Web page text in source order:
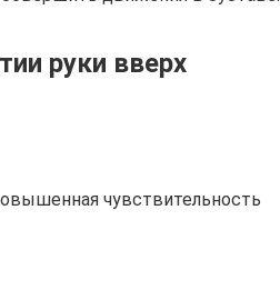
руки вверх
чувствительность